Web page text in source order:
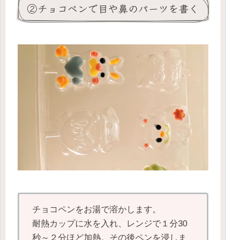
②チョコペンで目や鼻のパーツを書く
チョコペンをお湯で溶かします。
耐熱カップに水を入れ、レンジで１分30
秒～２分ほど加熱。その後ペンを浸しま